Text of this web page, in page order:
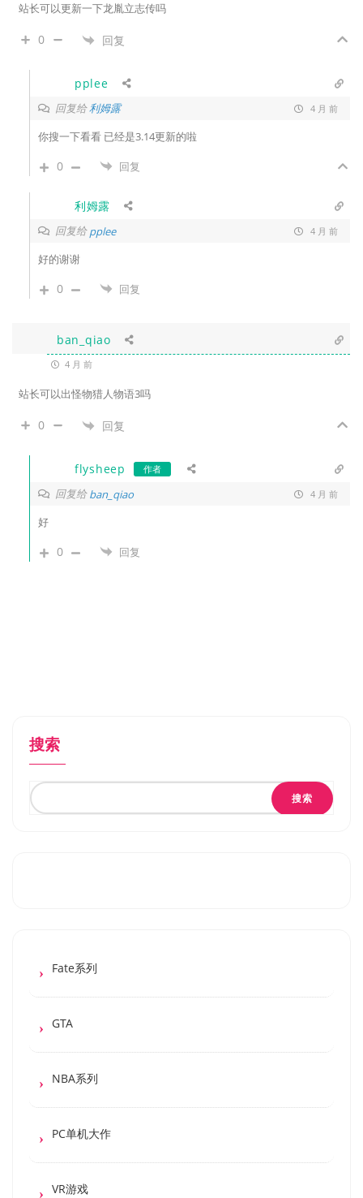
站长可以更新一下龙胤立志传吗
0 回复
pplee
回复给利姆露 4 月 前
你搜一下看看 已经是3.14更新的啦
0 回复
利姆露
回复给pplee 4 月 前
好的谢谢
0 回复
ban_qiao
4 月 前
站长可以出怪物猎人物语3吗
0 回复
flysheep 作者
回复给ban_qiao 4 月 前
好
0 回复
搜索
搜索
Fate系列
GTA
NBA系列
PC单机大作
VR游戏